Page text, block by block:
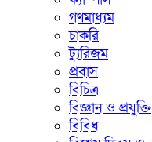
গণমাধ্যম
চাকরি
ট্যুরিজম
প্রবাস
বিচিত্র
বিজ্ঞান ও প্রযুক্তি
বিবিধ